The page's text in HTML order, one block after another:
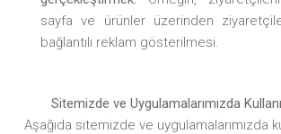
sayfa ve ürünler üzerinden
bağlantılı reklam gösterilmesi.
Sitemizde ve Uygulamalarımızda
Aşağıda sitemizde ve uygulamalarımızda